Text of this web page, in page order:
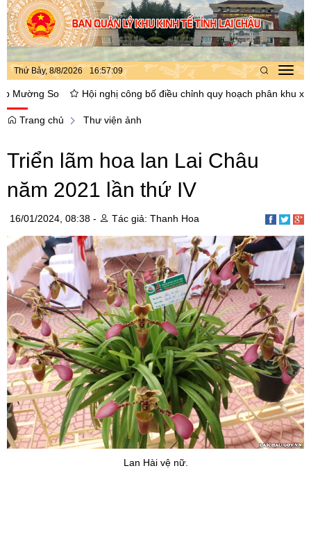
Thứ Bảy, 8/8/2026 16:57:10
So Hội nghị công bố điều chỉnh quy hoạch phân khu xây
Trang chủ Thư viện ảnh
Triển lãm hoa lan Lai Châu
năm 2021 lần thứ IV
16/01/2024, 08:38 - Tác giả: Thanh Hoa
Lan Cattalega.